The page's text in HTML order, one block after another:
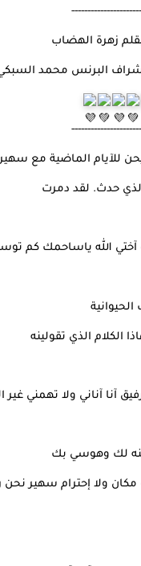
زهرة الهضاب
البرنس محمد
للآيام الماضية مع
حدث. لقد دمرت
آختي الله ياساحمك كم
الكلام الذي تقولينه
آنا آناني ولا تهمني
لك وهوسي بك
ولا إحترام سهير نحن